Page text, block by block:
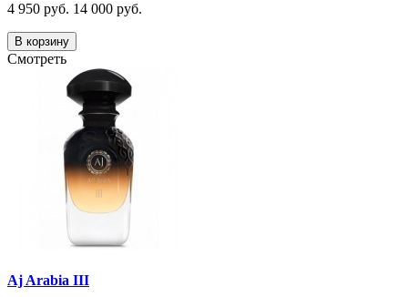
4 950 руб. 14 000 руб.
В корзину
Смотреть
Aj Arabia III